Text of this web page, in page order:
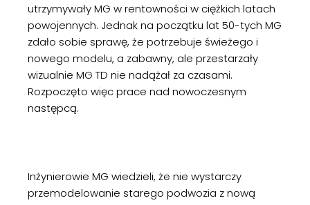
utrzymywały MG w rentowności w ciężkich latach
powojennych. Jednak na początku lat 50-tych MG
zdało sobie sprawę, że potrzebuje świeżego i
nowego modelu, a zabawny, ale przestarzały
wizualnie MG TD nie nadążał za czasami.
Rozpoczęto więc prace nad nowoczesnym
następcą.
Inżynierowie MG wiedzieli, że nie wystarczy
przemodelowanie starego podwozia z nową